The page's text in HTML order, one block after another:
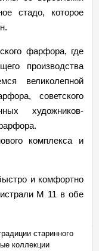
стадо, которое
фарфора, где
производства
великолепной
советского
художников-
комплекса и
и комфортно
М 11 в обе
старинного
коллекции